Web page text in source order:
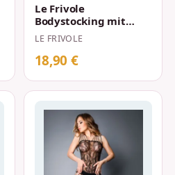
Le Frivole
Bodystocking mit
imitierten Strümpfen
und
Spitzeneinsätzen…
LE FRIVOLE
18,90 €